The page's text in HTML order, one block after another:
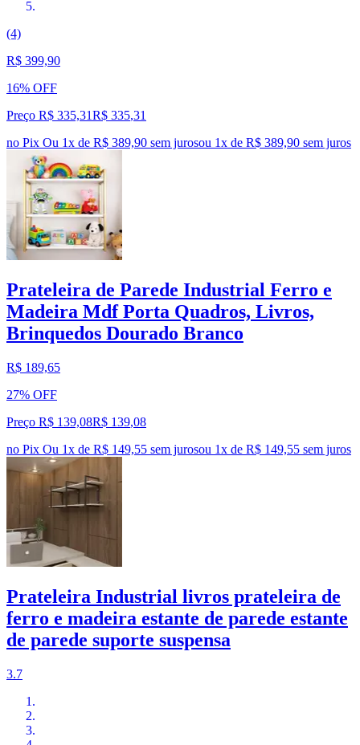
(4)
R$ 399,90
16% OFF
Preço R$ 335,31R$ 335,31
no Pix Ou 1x de R$ 389,90 sem jurosou 1x de R$ 389,90 sem juros
Prateleira de Parede Industrial Ferro e
Madeira Mdf Porta Quadros, Livros,
Brinquedos Dourado Branco
R$ 189,65
27% OFF
Preço R$ 139,08R$ 139,08
no Pix Ou 1x de R$ 149,55 sem jurosou 1x de R$ 149,55 sem juros
Prateleira Industrial livros prateleira de
ferro e madeira estante de parede estante
de parede suporte suspensa
3.7